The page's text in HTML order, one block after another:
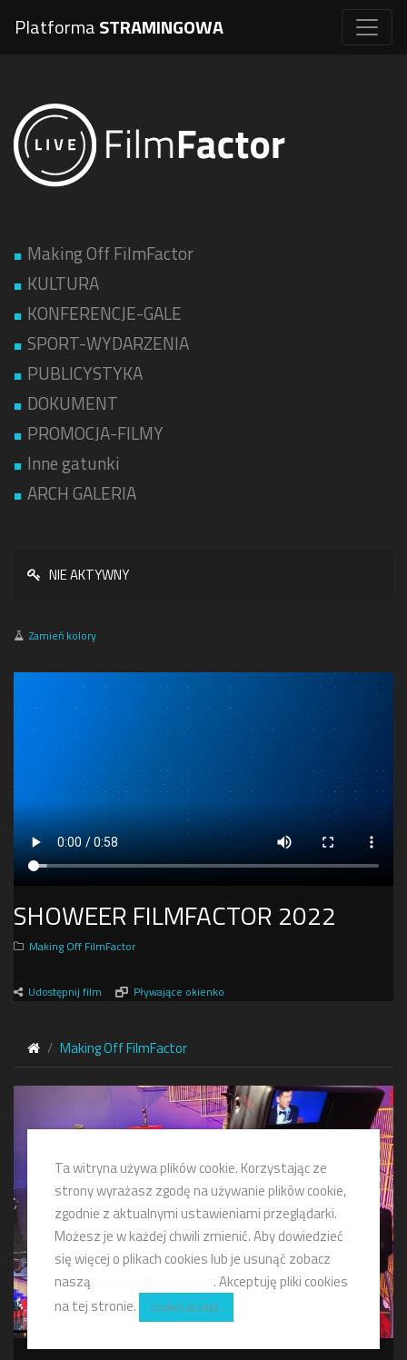
PlatformaSTRAMINGOWA
Making Off FilmFactor
KULTURA
KONFERENCJE-GALE
SPORT-WYDARZENIA
PUBLICYSTYKA
DOKUMENT
PROMOCJA-FILMY
Inne gatunki
ARCH GALERIA
NIE AKTYWNY
Zamień kolory
SHOWEER FILMFACTOR 2022
Making Off FilmFactor
Udostępnij film Pływające okienko
Making Off FilmFactor
Ta witryna używa plików cookie. Korzystając ze
strony wyrażasz zgodę na używanie plików cookie,
zgodnie z aktualnymi ustawieniami przeglądarki.
Możesz je w każdej chwili zmienić. Aby dowiedzieć
się więcej o plikach cookies lub je usunąć zobacz
naszą
. Akceptuję pliki cookies
na tej stronie.
cookie accept.